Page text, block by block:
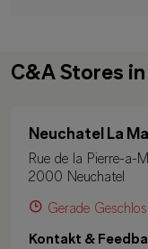
C&A Stores
Neuchatel La
Rue de la Pierre-a-
2000 Neuchatel
Gerade
Kontakt &